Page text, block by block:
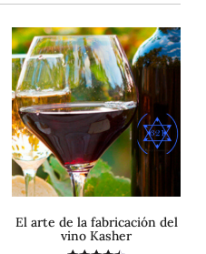
El arte de la fabricación del
vino Kasher